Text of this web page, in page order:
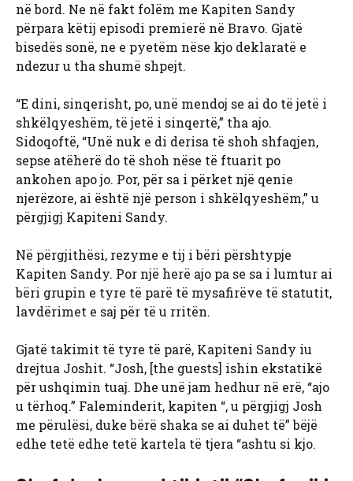
në bord. Ne në fakt folëm me Kapiten Sandy
përpara këtij episodi premierë në Bravo. Gjatë
bisedës sonë, ne e pyetëm nëse kjo deklaratë e
ndezur u tha shumë shpejt.
“E dini, sinqerisht, po, unë mendoj se ai do të jetë i
shkëlqyeshëm, të jetë i sinqertë,” tha ajo.
Sidoqoftë, “Unë nuk e di derisa të shoh shfaqjen,
sepse atëherë do të shoh nëse të ftuarit po
ankohen apo jo. Por, për sa i përket një qenie
njerëzore, ai është një person i shkëlqyeshëm,” u
përgjigj Kapiteni Sandy.
Në përgjithësi, rezyme e tij i bëri përshtypje
Kapiten Sandy. Por një herë ajo pa se sa i lumtur ai
bëri grupin e tyre të parë të mysafirëve të statutit,
lavdërimet e saj për të u rritën.
Gjatë takimit të tyre të parë, Kapiteni Sandy iu
drejtua Joshit. “Josh, [the guests] ishin ekstatikë
për ushqimin tuaj. Dhe unë jam hedhur në erë, “ajo
u tërhoq.” Faleminderit, kapiten “, u përgjigj Josh
me përulësi, duke bërë shaka se ai duhet të” bëjë
edhe tetë edhe tetë kartela të tjera “ashtu si kjo.